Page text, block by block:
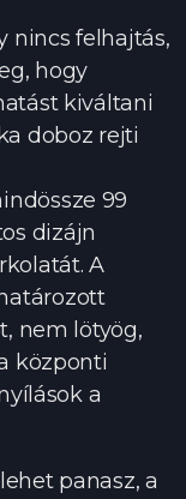
nincs felhajtás,
hogy
kiváltani
doboz rejti
99
dizájn
A
nem lötyög,
központi
a
panasz, a